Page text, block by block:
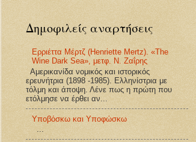
Δημοφιλείς αναρτήσεις
Ερριέττα Μέρτζ (Henriette Mertz). «The
Wine Dark Sea», μετφ. Ν. Ζαΐρης
Αμερικανίδα νομικός και ιστορικός
ερευνήτρια (1898 -1985). Ελληνίστρια με
τόλμη και άποψη. Λένε πως η πρώτη που
ετόλμησε να έρθει αν...
Υποβόσκω και Υποφώσκω
...